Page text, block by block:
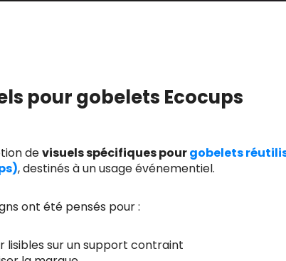
pour gobelets Ecocups
devisuels spécifiques pourgobelets
, destinés à un usage événementiel.
ont été pensés pour :
lisibles sur un support contraint